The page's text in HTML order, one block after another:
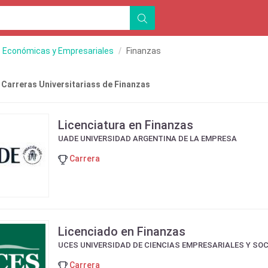
Económicas y Empresariales Finanzas
Universitariass de Finanzas
Licenciatura en Finanzas
UADE UNIVERSIDAD ARGENTINA DE LA EMPRESA
Carrera
Licenciado en Finanzas
UCES UNIVERSIDAD DE CIENCIAS EMPRESARIALES Y
Carrera